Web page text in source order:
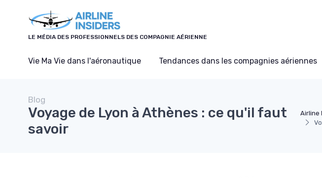
LE MÉDIA DES PROFESSIONNELS DES COMPAGNIE AÉRIENNE
Vie Ma Vie dans l'aéronautique Tendances dans les compagnies aériennes
Airline
Blog
Voyage de Lyon à Athènes : ce qu'il faut
savoir